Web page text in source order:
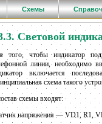
Схемы
Световой
того, чтобы индикатор
линии, необходимо
включается
схема такого
схемы входят:
напряжения — VD1, R1,